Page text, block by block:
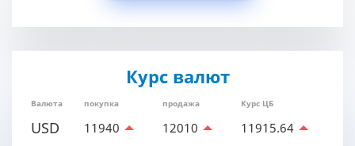
Курс валют
Валюта покупка продажа Курс ЦБ
USD 11940 12010 11915.64